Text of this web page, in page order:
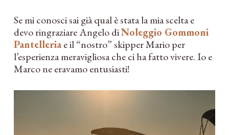
Se mi conosci sai già qual è stata la mia scelta e
devo ringraziare Angelo diNoleggio Gommoni
Pantelleriae il “nostro” skipper Mario per
l’esperienza meravigliosa che ci ha fatto vivere. Io e
Marco ne eravamo entusiasti!